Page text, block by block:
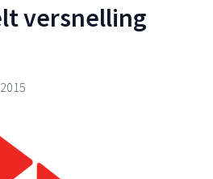
versnelling